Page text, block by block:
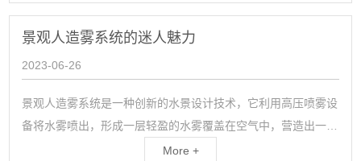
量。以下将从垃圾站除臭的必要性、除臭技术和...
景观人造雾系统的迷人魅力
2023-06-26
景观人造雾系统是一种创新的水景设计技术，它利用高压喷雾设
备将水雾喷出，形成一层轻盈的水雾覆盖在空气中，营造出一种
令人陶醉的浪漫氛围。这种技术的应用范围非常广泛，涵盖了公
More +